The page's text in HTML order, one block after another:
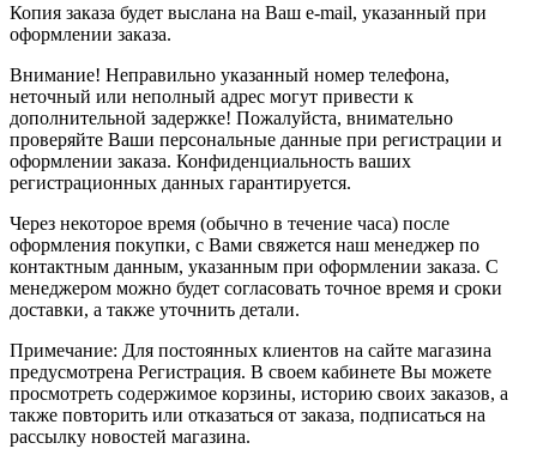
Копия заказа будет выслана на Ваш e-mail, указанный при
оформлении заказа.
Внимание! Неправильно указанный номер телефона,
неточный или неполный адрес могут привести к
дополнительной задержке! Пожалуйста, внимательно
проверяйте Ваши персональные данные при регистрации и
оформлении заказа. Конфиденциальность ваших
регистрационных данных гарантируется.
Через некоторое время (обычно в течение часа) после
оформления покупки, с Вами свяжется наш менеджер по
контактным данным, указанным при оформлении заказа. С
менеджером можно будет согласовать точное время и сроки
доставки, а также уточнить детали.
Примечание: Для постоянных клиентов на сайте магазина
предусмотрена Регистрация. В своем кабинете Вы можете
просмотреть содержимое корзины, историю своих заказов, а
также повторить или отказаться от заказа, подписаться на
рассылку новостей магазина.